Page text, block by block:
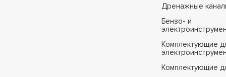
Дренажные
Бензо- и
Комплектующие
Комплектующие